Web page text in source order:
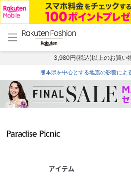
menu home
トップ
3,980円(税込)以上のお買い
熊本県を中心とする地震の影響によ
アイテム